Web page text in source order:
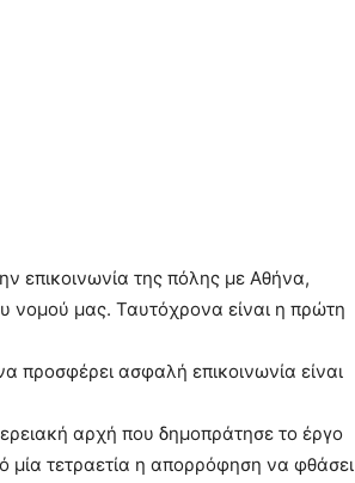
επικοινωνία της πόλης με Αθήνα,
νομού μας. Ταυτόχρονα είναι η πρώτη
προσφέρει ασφαλή επικοινωνία είναι
αρχή που δημοπράτησε το έργο
μία τετραετία η απορρόφηση να φθάσει